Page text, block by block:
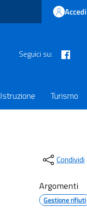
Seguici su:
Istruzione Turismo
Condividi
Argomenti
Gestione rifiuti